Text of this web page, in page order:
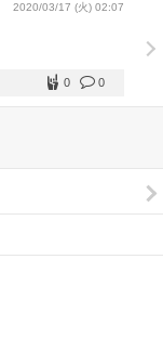
2020/03/17 (火) 02:07
0
0